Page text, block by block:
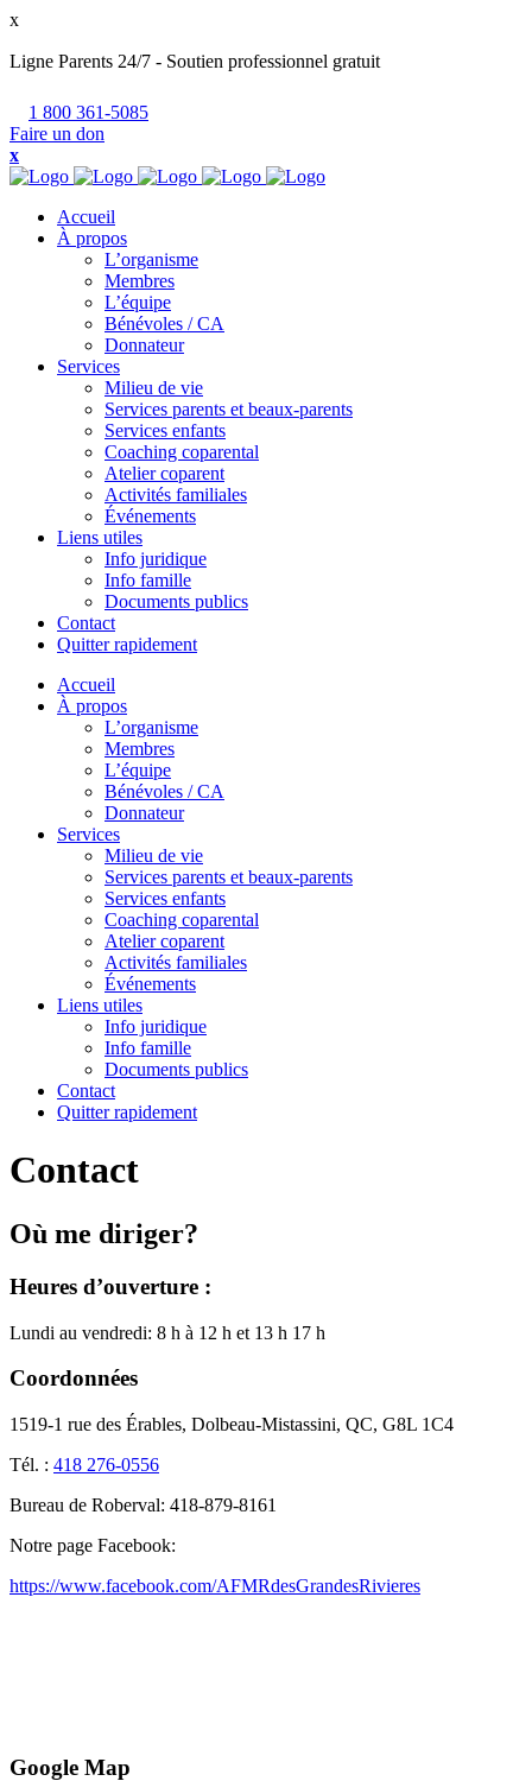
x
Ligne Parents 24/7 - Soutien professionnel gratuit
1 800 361-5085
Faire un don
x
Accueil
À propos
L’organisme
Membres
L’équipe
Bénévoles / CA
Donnateur
Services
Milieu de vie
Services parents et beaux-parents
Services enfants
Coaching coparental
Atelier coparent
Activités familiales
Événements
Liens utiles
Info juridique
Info famille
Documents publics
Contact
Quitter rapidement
Accueil
À propos
L’organisme
Membres
L’équipe
Bénévoles / CA
Donnateur
Services
Milieu de vie
Services parents et beaux-parents
Services enfants
Coaching coparental
Atelier coparent
Activités familiales
Événements
Liens utiles
Info juridique
Info famille
Documents publics
Contact
Quitter rapidement
Contact
Où me diriger?
Heures d’ouverture :
Lundi au vendredi: 8 h à 12 h et 13 h 17 h
Coordonnées
1519-1 rue des Érables, Dolbeau-Mistassini, QC, G8L 1C4
Tél. : 418 276-0556
Bureau de Roberval: 418-879-8161
Notre page Facebook:
https://www.facebook.com/AFMRdesGrandesRivieres
Google Map